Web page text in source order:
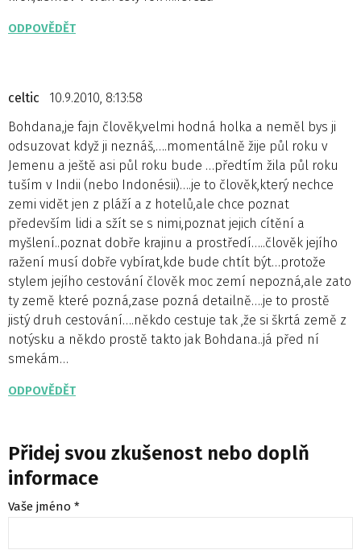
ODPOVĚDĚT
celtic
10.9.2010, 8:13:58
Bohdana,je fajn člověk,velmi hodná holka a neměl bys ji
odsuzovat když ji neznáš,….momentálně žije půl roku v
Jemenu a ještě asi půl roku bude …předtím žila půl roku
tuším v Indii (nebo Indonésii)….je to člověk,který nechce
zemi vidět jen z pláží a z hotelů,ale chce poznat
především lidi a sžít se s nimi,poznat jejich cítění a
myšlení..poznat dobře krajinu a prostředí…..člověk jejího
ražení musí dobře vybírat,kde bude chtít být…protože
stylem jejího cestování člověk moc zemí nepozná,ale zato
ty země které pozná,zase pozná detailně….je to prostě
jistý druh cestování….někdo cestuje tak ,že si škrtá země z
notýsku a někdo prostě takto jak Bohdana..já před ní
smekám…
ODPOVĚDĚT
Přidej svou zkušenost nebo doplň
informace
Vaše jméno *